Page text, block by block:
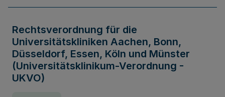
Rechtsverordnung für die
Universitätskliniken Aachen, Bonn,
Düsseldorf, Essen, Köln und Münster
(Universitätsklinikum-Verordnung -
UKVO)